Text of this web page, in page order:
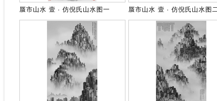
蜃市山水 壹 · 仿倪氏山水图一 蜃市山水 壹 · 仿倪氏山水图